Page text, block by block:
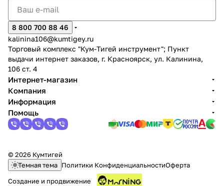
8 800 700 88 46
kalinina106@kumtigey.ru
Торговый комплекс "Кум-Тигей инструмент"; Пункт
выдачи интернет заказов, г. Красноярск, ул. Калинина,
106 ст. 4
Интернет-магазин
Компания
Информация
Помощь
© 2026 Кумтигей
Темная тема Политики КонфиденциальностиОферта
Создание и продвижение